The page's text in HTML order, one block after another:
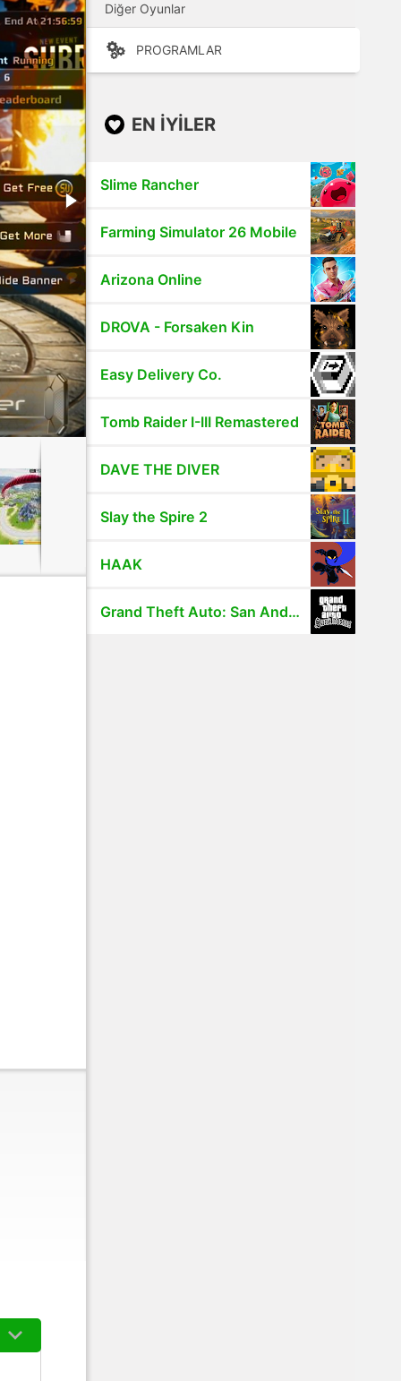
Diğer Oyunlar
PROGRAMLAR
EN IYILER
Slime Rancher
Farming Simulator 26 Mobile
Arizona Online
DROVA - Forsaken Kin
Easy Delivery Co.
Tomb Raider I-III Remastered
DAVE THE DIVER
Slay the Spire 2
HAAK
Grand Theft Auto: San Andreas